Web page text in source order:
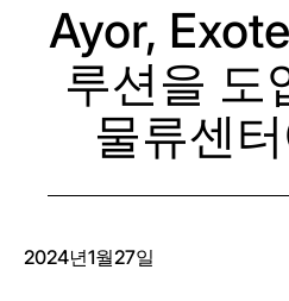
Ayor,
루션을 도
물류센
2024년1월27일